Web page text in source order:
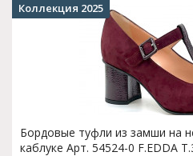
Бордовые туфли из замши на
каблуке Арт. 54524-0 F.EDDA
Коллекция 2025